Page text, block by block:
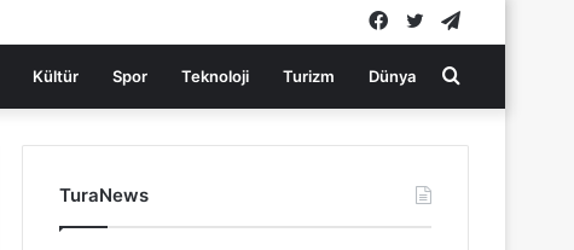
Twitter
Facebook
Kültür Spor Teknoloji Turizm Dünya Arama
yap
TuraNews